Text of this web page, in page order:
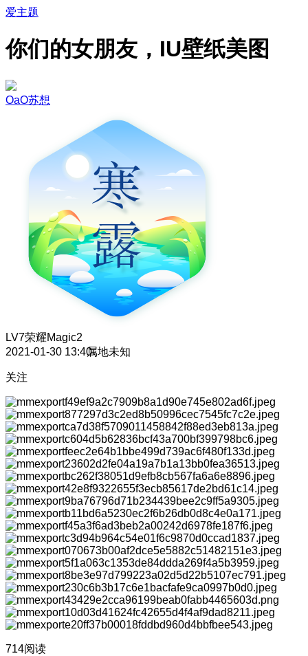
爱主题
你们的女朋友，IU壁纸美图
OaO苏想
LV7荣耀Magic2
2021-01-30 13:40属地未知
关注
714阅读